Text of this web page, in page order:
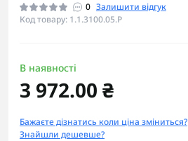
0 Залишити відгук
Код товару: 1.1.3100.05.P
В наявності
3 972.00 ₴
Бажаєте дізнатись коли ціна зміниться?
Знайшли дешевше?